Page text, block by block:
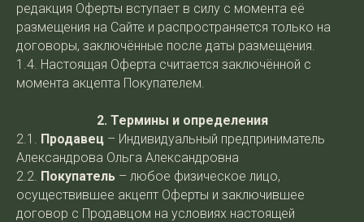
редакция Оферты вступает в силу с момента её
размещения на Сайте и распространяется только на
договоры, заключённые после даты размещения.
1.4. Настоящая Оферта считается заключённой с
момента акцепта Покупателем.
2. Термины и определения
2.1. Продавец – Индивидуальный предприниматель
Александрова Ольга Александровна
2.2. Покупатель – любое физическое лицо,
осуществившее акцепт Оферты и заключившее
договор с Продавцом на условиях настоящей